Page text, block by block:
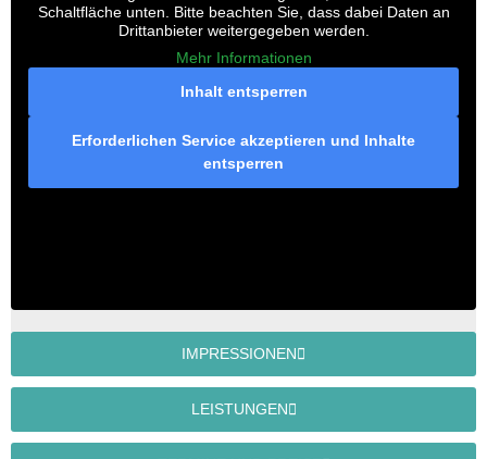
Schaltfläche unten. Bitte beachten Sie, dass dabei Daten an
Drittanbieter weitergegeben werden.
Mehr Informationen
Inhalt entsperren
Erforderlichen Service akzeptieren und Inhalte
entsperren
IMPRESSIONEN
LEISTUNGEN